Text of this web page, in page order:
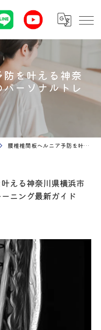
を叶える神奈
ーソナルトレ
腰椎椎間板ヘルニア予防を叶える神奈川県横浜市神奈川区のパーソナルトレーニング最新ガイド
える神奈川県横浜市
ニング最新ガイド